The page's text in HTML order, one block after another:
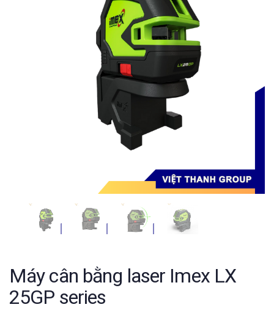
Máy cân bằng laser Imex LX
25GP series